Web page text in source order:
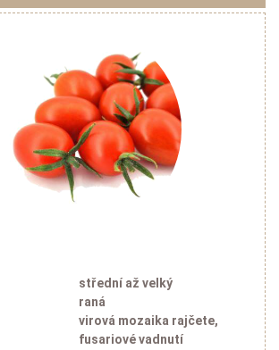
střední až velký
raná
virová mozaika rajčete,
fusariové vadnutí